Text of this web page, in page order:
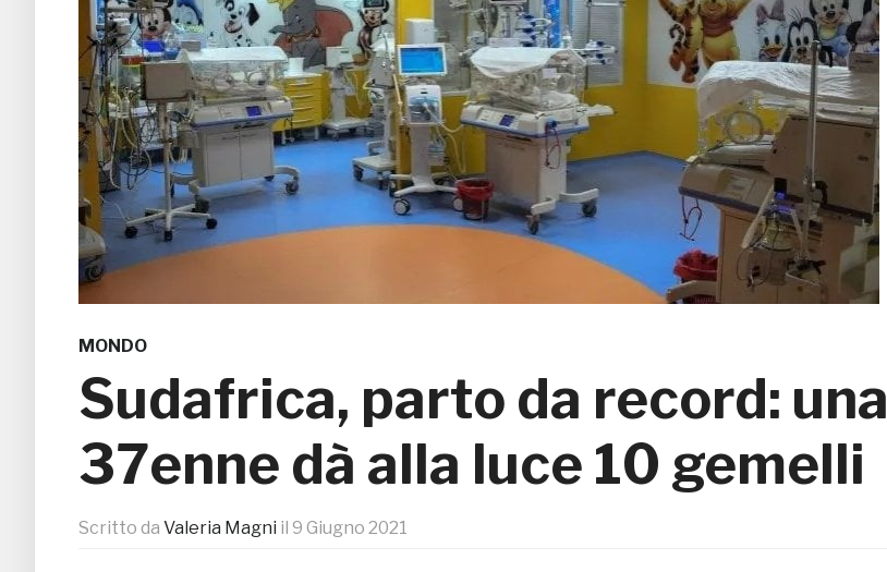
MONDO
Sudafrica, parto da record: una
37enne dà alla luce 10 gemelli
Scritto da Valeria Magni il 9 Giugno 2021